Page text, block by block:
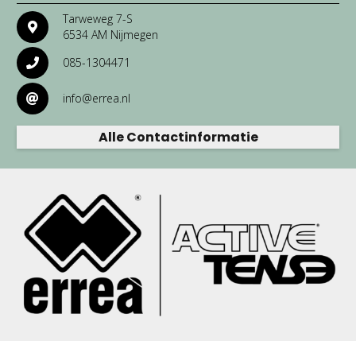
Tarweweg 7-S
6534 AM Nijmegen
085-1304471
info@errea.nl
Alle Contactinformatie